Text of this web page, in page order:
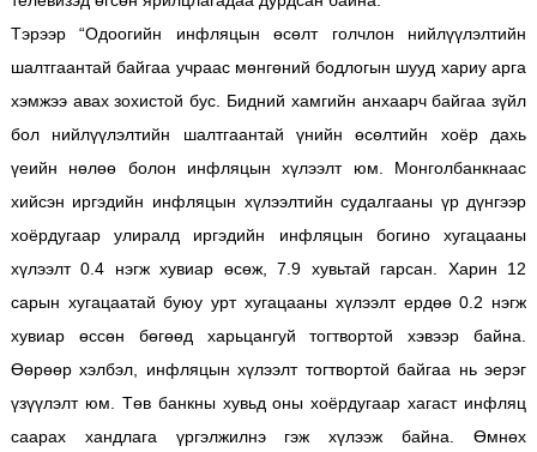
Тэрээр “Одоогийн инфляцын өсөлт голчлон нийлүүлэлтийн
шалтгаантай байгаа учраас мөнгөний бодлогын шууд хариу арга
хэмжээ авах зохистой бус. Бидний хамгийн анхаарч байгаа зүйл
бол нийлүүлэлтийн шалтгаантай үнийн өсөлтийн хоёр дахь
үеийн нөлөө болон инфляцын хүлээлт юм. Монголбанкнаас
хийсэн иргэдийн инфляцын хүлээлтийн судалгааны үр дүнгээр
хоёрдугаар улиралд иргэдийн инфляцын богино хугацааны
хүлээлт 0.4 нэгж хувиар өсөж, 7.9 хувьтай гарсан. Харин 12
сарын хугацаатай буюу урт хугацааны хүлээлт ердөө 0.2 нэгж
хувиар өссөн бөгөөд харьцангуй тогтвортой хэвээр байна.
Өөрөөр хэлбэл, инфляцын хүлээлт тогтвортой байгаа нь эерэг
үзүүлэлт юм. Төв банкны хувьд оны хоёрдугаар хагаст инфляц
саарах хандлага үргэлжилнэ гэж хүлээж байна. Өмнөх